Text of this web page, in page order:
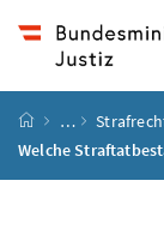
Startseite
…
Welche